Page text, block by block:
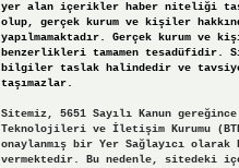
yer alan içerikler haber niteliği
olup, gerçek kurum ve kişiler
yapılmamaktadır. Gerçek kurum ve
benzerlikleri tamamen tesadüfidir.
bilgiler taslak halindedir ve
taşımazlar.
Sitemiz, 5651 Sayılı Kanun
Teknolojileri ve İletişim Kurumu
onaylanmış bir Yer Sağlayıcı olarak
vermektedir. Bu nedenle, sitedeki